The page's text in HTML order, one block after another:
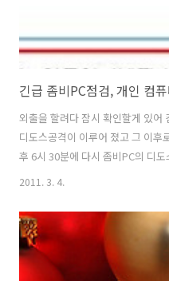
외출을 할려다 잠시 확인할게 있어
디도스공격이 이루어 졌고 그 이후
후 6시 30분에 다시 좀비PC의 디
접속을 하려 하여도 순간적인 많은
아.. 이곳 저곳 찾던중 한국인터넷
서 확인할 수 있듯이 인터넷 사용자
해보실 수 있습니다.
2011. 3. 4.